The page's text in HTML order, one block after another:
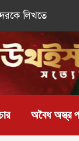
লিখতে
অবৈধ অস্ত্র